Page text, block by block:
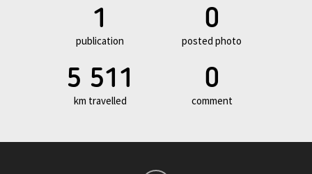
1
publication
0
posted photo
5 511
km travelled
0
comment